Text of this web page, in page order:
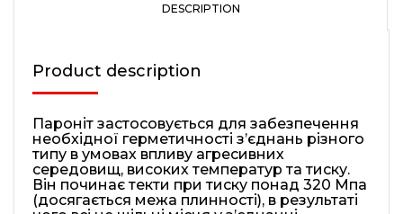
DESCRIPTION
Product description
Пароніт застосовується для забезпечення
необхідної герметичності з’єднань різного
типу в умовах впливу агресивних
середовищ, високих температур та тиску.
Він починає текти при тиску понад 320 Мпа
(досягається межа плинності), в результаті